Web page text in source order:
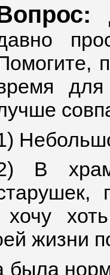
В
жизни
была